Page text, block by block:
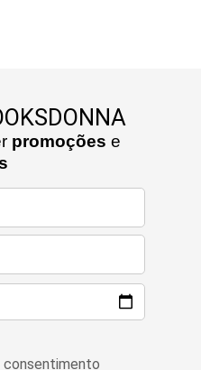
promoções e
consentimento